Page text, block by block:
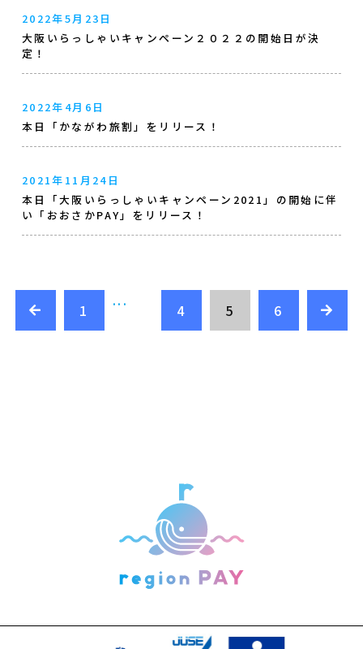
2022年5月23日
大阪いらっしゃいキャンペーン２０２２の開始日が決
定！
2022年4月6日
本日「かながわ旅割」をリリース！
2021年11月24日
本日「大阪いらっしゃいキャンペーン2021」の開始に伴
い「おおさかPAY」をリリース！
1
...
4 5 6